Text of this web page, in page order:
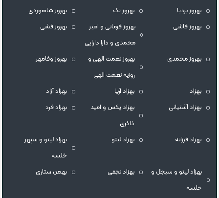
بهروز بردیا
بهروز تک
بهروز شاهوردی
بهروز فاشی
بهروز فرمانی و امیر
محمدی و دارا دارایی
بهروز فشی
بهروز محمدی
بهروز نعمت الهی و
روزبه نعمت الهی
بهروز وفامهر
بهزاد بهزاد آریا
بهزاد آزاد
بهزاد آشتیانی
بهزاد پکس و امید
ذاکری
بهزاد فرد
بهزاد فرزانه بهزاد لیتو
بهزاد لیتو و سپهر
خلسه
بهزاد لیتو و سیجل و
خلسه
بهزاد نجفی بهمن ستاری